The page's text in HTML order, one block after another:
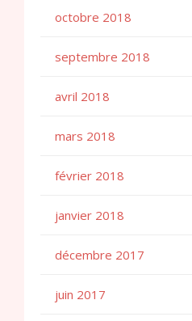
octobre 2018
septembre 2018
avril 2018
mars 2018
février 2018
janvier 2018
décembre 2017
juin 2017